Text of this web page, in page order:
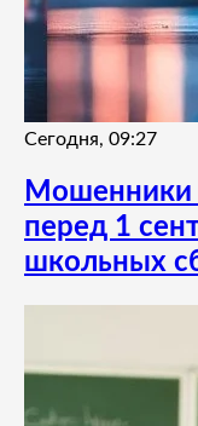
Сегодня, 09:27
Мошенники
перед 1
школьных